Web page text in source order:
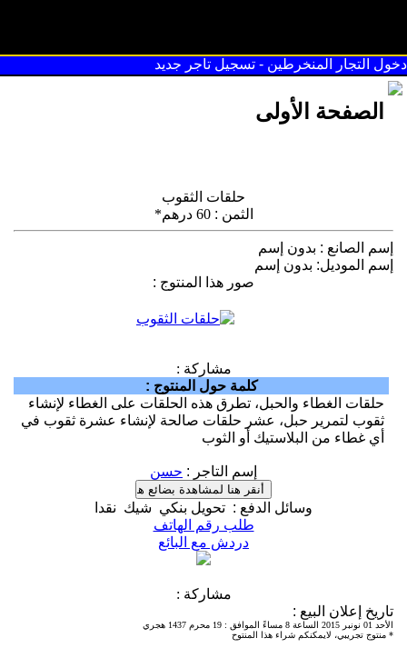
دخول التجار المنخرطين - تسجيل تاجر جديد
الصفحة الأولى
حلقات الثقوب
الثمن : 60 درهم*
إسم الصانع : بدون إسم
إسم الموديل: بدون إسم
صور هذا المنتوج :
مشاركة :
كلمة حول المنتوج :
حلقات الغطاء والحبل، تطرق هذه الحلقات على الغطاء لإنشاء
ثقوب لتمرير حبل، عشر حلقات صالحة لإنشاء عشرة ثقوب في
أي غطاء من البلاستيك أو الثوب
إسم التاجر : حسن
وسائل الدفع : تحويل بنكي شيك نقدا
طلب رقم الهاتف
دردش مع البائع
مشاركة :
تاريخ إعلان البيع :
الأحد 01 نونبر 2015 الساعة 8 مساءً الموافق :
* منتوج تجريبي، لايمكنكم شراء هذا المنتوح